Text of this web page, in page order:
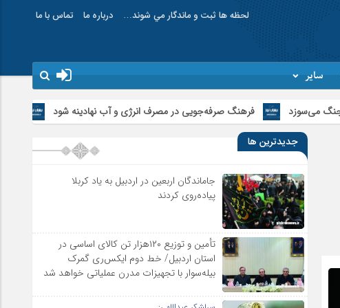
لحظه ها ثبت و ماندگار مي شوند… درباره ما تماس با ما
سایر
فرهنگ صرفه‌جویی در مصرف انرژی و آب نهادینه شود آمریکا در میدان شکست
جدیدترین ها
جاماندگان اربعین در اردبیل به یاد کربلا
پیاده‌روی کردند
تأمین و توزیع ۱۲۰هزار تن کالای اساسی در
استان اردبیل/ خط دوم ایکس‌ری گمرک
بیله‌سوار با تجهیزات مدرن عملیاتی خواهد شد